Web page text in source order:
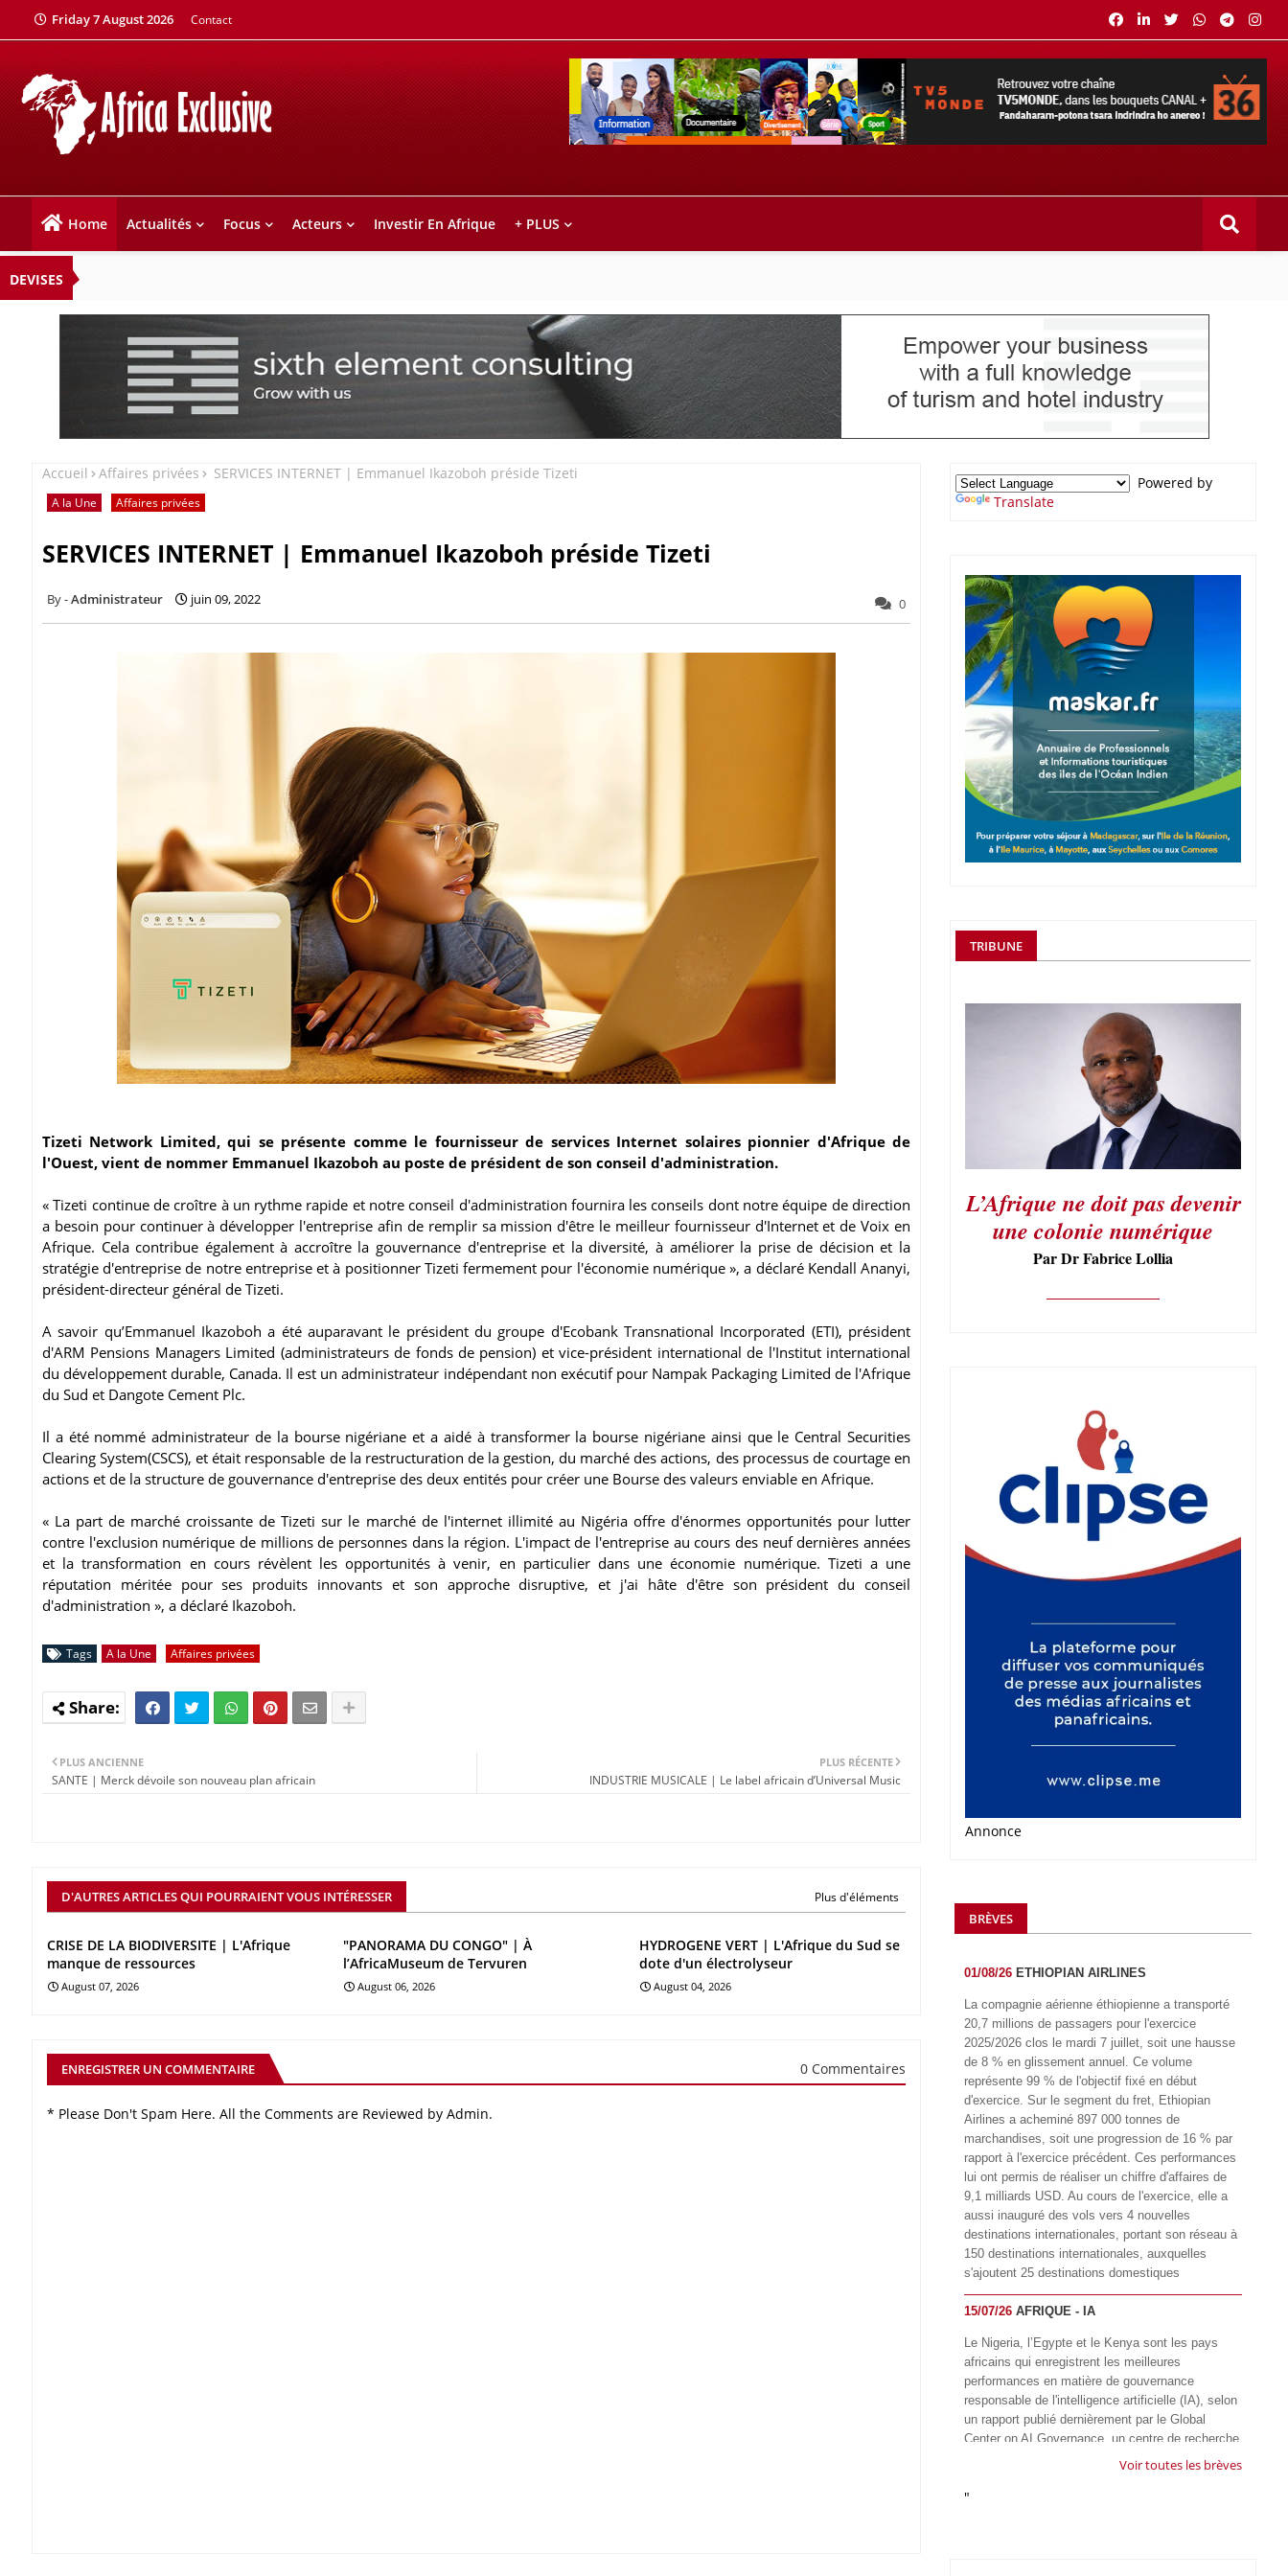
Friday 7 August 2026 Contact
Home Actualités Focus Acteurs Investir En Afrique + PLUS
DEVISES
Accueil Affaires privées SERVICES INTERNET | Emmanuel Ikazoboh préside Tizeti
A la Une Affaires privées
SERVICES INTERNET | Emmanuel Ikazoboh préside Tizeti
Administrateur juin 09, 2022 0
Tizeti Network Limited, qui se présente comme le fournisseur de services Internet solaires pionnier d'Afrique de
l'Ouest, vient de nommer Emmanuel Ikazoboh au poste de président de son conseil d'administration.
« Tizeti continue de croître à un rythme rapide et notre conseil d'administration fournira les conseils dont notre équipe de direction
a besoin pour continuer à développer l'entreprise afin de remplir sa mission d'être le meilleur fournisseur d'Internet et de Voix en
Afrique. Cela contribue également à accroître la gouvernance d'entreprise et la diversité, à améliorer la prise de décision et la
stratégie d'entreprise de notre entreprise et à positionner Tizeti fermement pour l'économie numérique », a déclaré Kendall Ananyi,
président-directeur général de Tizeti.
A savoir qu’Emmanuel Ikazoboh a été auparavant le président du groupe d'Ecobank Transnational Incorporated (ETI), président
d'ARM Pensions Managers Limited (administrateurs de fonds de pension) et vice-président international de l'Institut international
du développement durable, Canada. Il est un administrateur indépendant non exécutif pour Nampak Packaging Limited de l'Afrique
du Sud et Dangote Cement Plc.
Il a été nommé administrateur de la bourse nigériane et a aidé à transformer la bourse nigériane ainsi que le Central Securities
Clearing System(CSCS), et était responsable de la restructuration de la gestion, du marché des actions, des processus de courtage en
actions et de la structure de gouvernance d'entreprise des deux entités pour créer une Bourse des valeurs enviable en Afrique.
« La part de marché croissante de Tizeti sur le marché de l'internet illimité au Nigéria offre d'énormes opportunités pour lutter
contre l'exclusion numérique de millions de personnes dans la région. L'impact de l'entreprise au cours des neuf dernières années
et la transformation en cours révèlent les opportunités à venir, en particulier dans une économie numérique. Tizeti a une
réputation méritée pour ses produits innovants et son approche disruptive, et j'ai hâte d'être son président du conseil
d'administration », a déclaré Ikazoboh.
Tags A la Une Affaires privées
PLUS RÉCENTE
INDUSTRIE MUSICALE | Le label africain d’Universal Music
PLUS ANCIENNE
SANTE | Merck dévoile son nouveau plan africain
D'AUTRES ARTICLES QUI POURRAIENT VOUS INTÉRESSER Plus d'éléments
CRISE DE LA BIODIVERSITE | L'Afrique
manque de ressources
August 07, 2026
"PANORAMA DU CONGO" | À
l’AfricaMuseum de Tervuren
August 06, 2026
HYDROGENE VERT | L'Afrique du Sud se
dote d'un électrolyseur
August 04, 2026
ENREGISTRER UN COMMENTAIRE 0 Commentaires
* Please Don't Spam Here. All the Comments are Reviewed by Admin.
Powered by
Translate
TRIBUNE
L’Afrique ne doit pas devenir
une colonie numérique
Par Dr Fabrice Lollia
Annonce
BRÈVES
01/08/26 ETHIOPIAN AIRLINES
La compagnie aérienne éthiopienne a transporté
20,7 millions de passagers pour l'exercice
2025/2026 clos le mardi 7 juillet, soit une hausse
de 8 % en glissement annuel. Ce volume
représente 99 % de l'objectif fixé en début
d'exercice. Sur le segment du fret, Ethiopian
Airlines a acheminé 897 000 tonnes de
marchandises, soit une progression de 16 % par
rapport à l'exercice précédent. Ces performances
lui ont permis de réaliser un chiffre d'affaires de
9,1 milliards USD. Au cours de l'exercice, elle a
aussi inauguré des vols vers 4 nouvelles
destinations internationales, portant son réseau à
150 destinations internationales, auxquelles
s'ajoutent 25 destinations domestiques
15/07/26 AFRIQUE - IA
Le Nigeria, l’Egypte et le Kenya sont les pays
africains qui enregistrent les meilleures
performances en matière de gouvernance
responsable de l'intelligence artificielle (IA), selon
un rapport publié dernièrement par le Global
Center on AI Governance, un centre de recherche
basé en Afrique du Sud, qui œuvre à promouvoir
à l'échelle mondiale. Alors que l’IA transforme
Voir toutes les brèves
"